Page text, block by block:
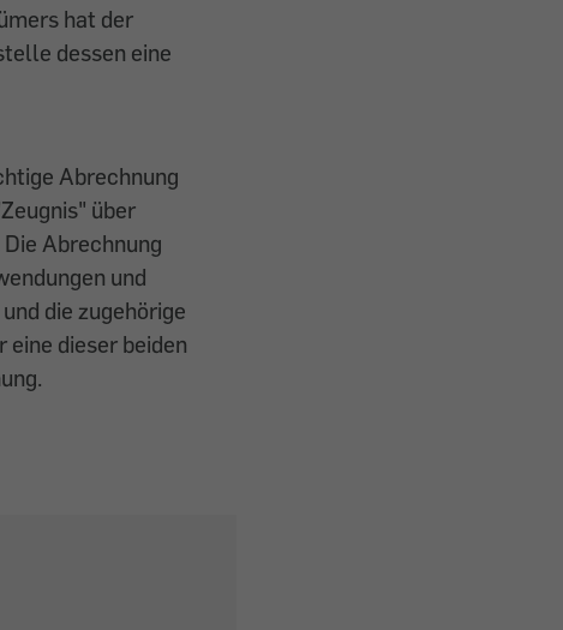
hat der
dessen ­eine
Ab­rechnung
über
Abrechnung
und
die zugehörige
dieser beiden